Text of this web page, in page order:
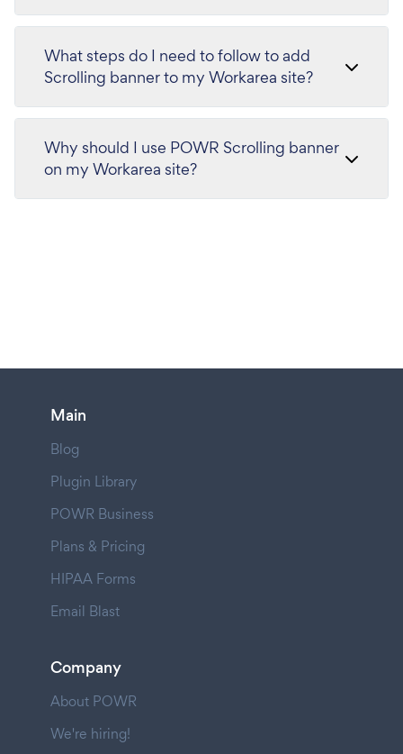
What steps do I need to follow to add
Scrolling banner to my Workarea site?
Why should I use POWR Scrolling banner
on my Workarea site?
Main
Blog
Plugin Library
POWR Business
Plans & Pricing
HIPAA Forms
Email Blast
Company
About POWR
We're hiring!